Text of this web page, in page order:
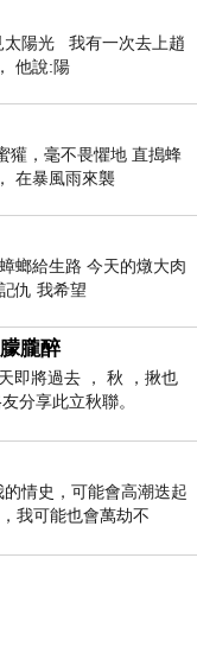
太陽光 我有一次去上趙
他說:陽
獾，毫不畏懼地 直搗蜂
在暴風雨來襲
螂給生路 今天的燉大肉
仇 我希望
朧醉
即將過去 ， 秋 ，揪也
分享此立秋聯。
情史，可能會高潮迭起
我可能也會萬劫不
了花心的罪